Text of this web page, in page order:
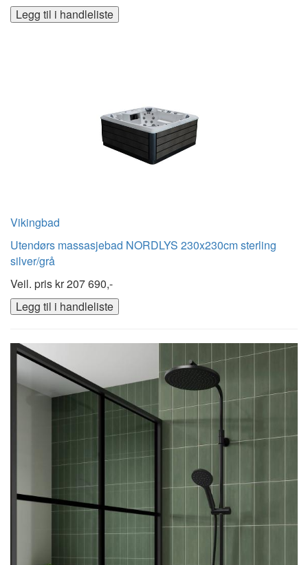
Legg til i handleliste
Vikingbad
Utendørs massasjebad NORDLYS 230x230cm sterling
silver/grå
Veil. pris kr207 690,-
Legg til i handleliste